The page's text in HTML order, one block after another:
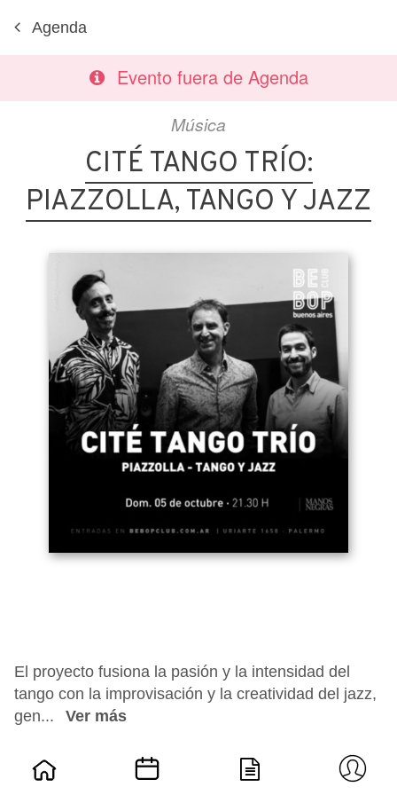
Agenda
Evento fuera de Agenda
Música
CITÉ TANGO TRÍO:
PIAZZOLLA, TANGO Y JAZZ
El proyecto fusiona la pasión y la intensidad del
tango con la improvisación y la creatividad del jazz,
gen...
Ver más